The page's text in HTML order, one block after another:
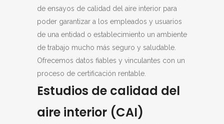
de ensayos de calidad del aire interior para
poder garantizar a los empleados y usuarios
de una entidad o establecimiento un ambiente
de trabajo mucho más seguro y saludable.
Ofrecemos datos fiables y vinculantes con un
proceso de certificación rentable.
Estudios de calidad del
aire interior (CAI)